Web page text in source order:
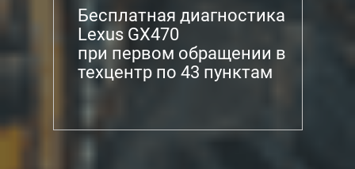
Бесплатная диагностика
Lexus GX470
при первом обращении в
техцентр по 43 пунктам